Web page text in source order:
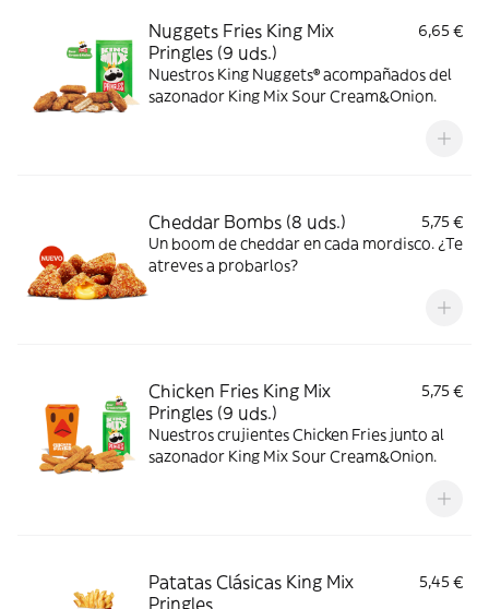
Nuggets Fries King Mix
Pringles (9 uds.)
6,65 €
Nuestros King Nuggets® acompañados del
sazonador King Mix Sour Cream&Onion.
Cheddar Bombs (8 uds.)
5,75 €
Un boom de cheddar en cada mordisco. ¿Te
atreves a probarlos?
Chicken Fries King Mix
Pringles (9 uds.)
5,75 €
Nuestros crujientes Chicken Fries junto al
sazonador King Mix Sour Cream&Onion.
Patatas Clásicas King Mix
Pringles
5,45 €